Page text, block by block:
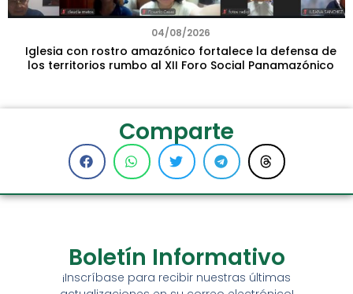
04/08/2026
Iglesia con rostro amazónico fortalece la defensa de
los territorios rumbo al XII Foro Social Panamazónico
Comparte
Boletín Informativo
¡Inscríbase para recibir nuestras últimas